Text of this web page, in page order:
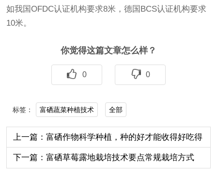
如我国OFDC认证机构要求8米，德国BCS认证机构要求
10米。
你觉得这篇文章怎么样？
0 0
标签： 富硒蔬菜种植技术 全部
上一篇：富硒作物科学种植，种的好才能收得好吃得
好！
下一篇：富硒草莓露地栽培技术要点常规栽培方式